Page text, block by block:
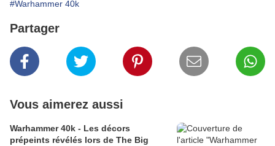
#Warhammer 40k
Partager
Vous aimerez aussi
Warhammer 40k - Les décors
prépeints révélés lors de The Big